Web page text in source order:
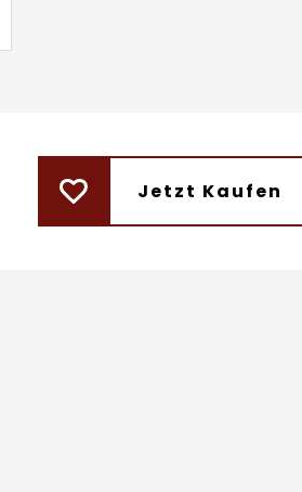
Jetzt Kaufen